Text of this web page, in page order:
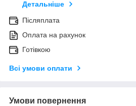
Детальніше
Післяплата
Оплата на рахунок
Готівкою
Всі умови оплати
Умови повернення